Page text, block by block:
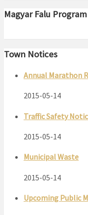
Magyar Falu
Town Notices
Annual Marathon
2015-05-14
Traffic Safety
2015-05-14
Municipal Waste
2015-05-14
Upcoming Public